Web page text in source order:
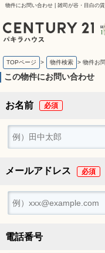
物件にお問い合わせ | 雑司が谷・目白の
TOPページ > 物件検索 > 物件お
この物件にお問い合わせ
お名前
メールアドレス
電話番号